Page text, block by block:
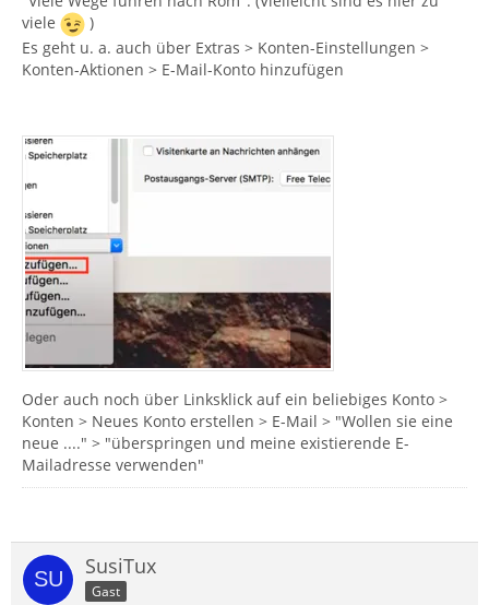
viele
)
Es geht u. a. auch über Extras > Konten-Einstellungen >
Konten-Aktionen > E-Mail-Konto hinzufügen
Oder auch noch über Linksklick auf ein beliebiges Konto >
Konten > Neues Konto erstellen > E-Mail > "Wollen sie eine
neue ...." > "überspringen und meine existierende E-
Mailadresse verwenden"
SusiTux
Gast